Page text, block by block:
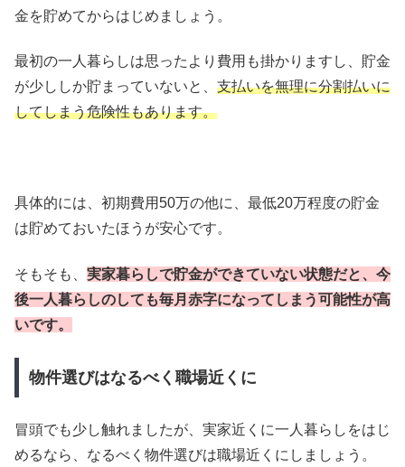
金を貯めてからはじめましょう。
最初の一人暮らしは思ったより費用も掛かりますし、貯金
が少ししか貯まっていないと、 支払いを無理に分割払いに
してしまう危険性もあります。
具体的には、初期費用50万の他に、最低20万程度の貯金
は貯めておいたほうが安心です。
そもそも、 実家暮らしで貯金ができていない状態だと、今
後一人暮らしのしても毎月赤字になってしまう可能性が高
いです。
物件選びはなるべく職場近くに
冒頭でも少し触れましたが、実家近くに一人暮らしをはじ
めるなら、なるべく物件選びは職場近くにしましょう。